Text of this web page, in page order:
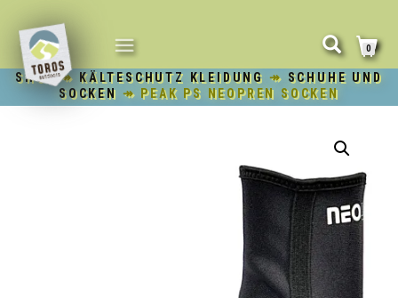
NAVIGATION
UMSCHALTEN
0
SHOP↠ KÄLTESCHUTZ KLEIDUNG ↠ SCHUHE UND
SOCKEN ↠ PEAK PS NEOPREN SOCKEN